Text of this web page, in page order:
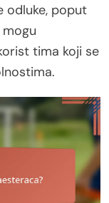
odluke, poput
tima koji se